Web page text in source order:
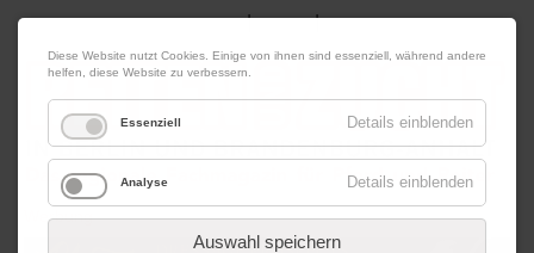
07. August 2026 Impressum|Kontakt|Datenschutz
Werbung
Diese Website nutzt Cookies. Einige von ihnen sind essenziell, während andere
helfen, diese Website zu verbessern.
Essenziell Details einblenden
Analyse Details einblenden
Auswahl speichern